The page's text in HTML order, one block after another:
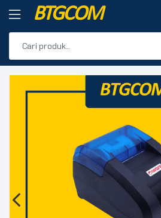
BTGCOM
PRODUK UNGGULAN
PRODUK TERBARU
🔍